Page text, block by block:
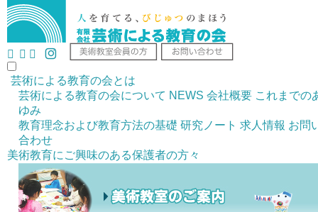
芸術による教育の会とは
芸術による教育の会について NEWS 会社概要 これまでの
ゆみ
教育理念および教育方法の基礎 研究ノート 求人情報 お問
合わせ
美術教育にご興味のある保護者の方々